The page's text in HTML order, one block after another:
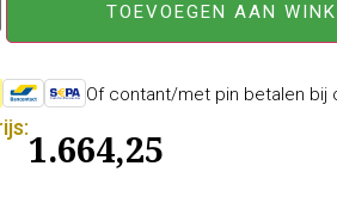
TOEVOEGEN AAN
Of contant/met pin betalen bij
1.664,25